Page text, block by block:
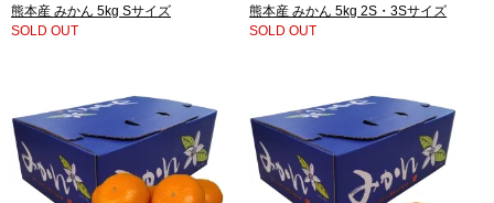
熊本産 みかん 5kg Sサイズ
SOLD OUT
熊本産 みかん 5kg 2S・3Sサイズ
SOLD OUT